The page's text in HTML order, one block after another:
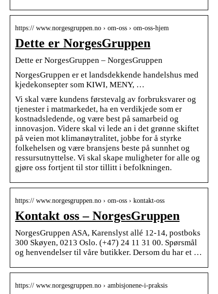
https:// www.norgesgruppen.no › om-oss › om-oss-hjem
Dette er NorgesGruppen
Dette er NorgesGruppen – NorgesGruppen
NorgesGruppen er et landsdekkende handelshus med
kjedekonsepter som KIWI, MENY, …
Vi skal være kundens førstevalg av forbruksvarer og
tjenester i matmarkedet, ha en verdikjede som er
kostnadsledende, og være best på samarbeid og
innovasjon. Videre skal vi lede an i det grønne skiftet
på veien mot klimanøytralitet, jobbe for å styrke
folkehelsen og være bransjens beste på sunnhet og
ressursutnyttelse. Vi skal skape muligheter for alle og
gjøre oss fortjent til stor tillitt i befolkningen.
https:// www.norgesgruppen.no › om-oss › kontakt-oss
Kontakt oss – NorgesGruppen
NorgesGruppen ASA, Karenslyst allé 12-14, postboks
300 Skøyen, 0213 Oslo. (+47) 24 11 31 00. Spørsmål
og henvendelser til våre butikker. Dersom du har et …
https:// www.norgesgruppen.no › ambisjonene-i-praksis